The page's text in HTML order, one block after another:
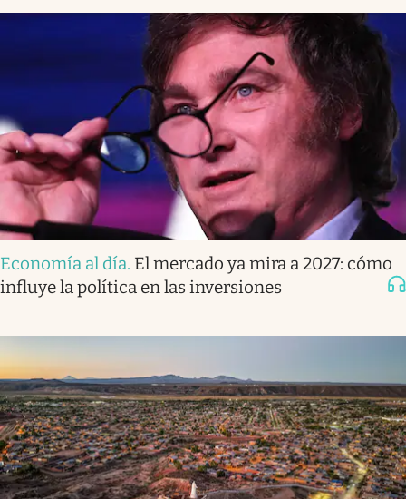
Economía al día. El mercado ya mira a 2027: cómo
influye la política en las inversiones